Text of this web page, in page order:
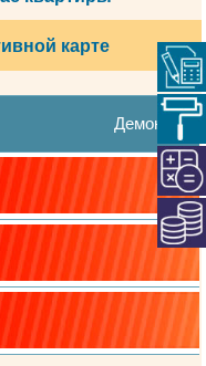
карте